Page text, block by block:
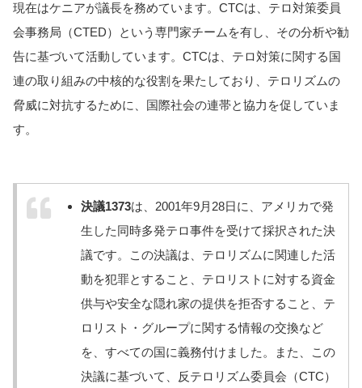
現在はケニアが議長を務めています。CTCは、テロ対策委員
会事務局（CTED）という専門家チームを有し、その分析や勧
告に基づいて活動しています。CTCは、テロ対策に関する国
連の取り組みの中核的な役割を果たしており、テロリズムの
脅威に対抗するために、国際社会の連帯と協力を促していま
す。
決議1373は、2001年9月28日に、アメリカで発
生した同時多発テロ事件を受けて採択された決
議です。この決議は、テロリズムに関連した活
動を犯罪とすること、テロリストに対する資金
供与や安全な隠れ家の提供を拒否すること、テ
ロリスト・グループに関する情報の交換など
を、すべての国に義務付けました。また、この
決議に基づいて、反テロリズム委員会（CTC）